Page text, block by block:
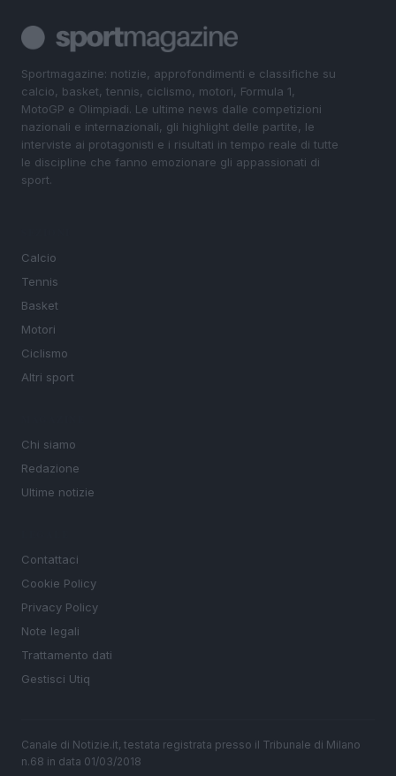
Sportmagazine: notizie, approfondimenti e classifiche su
calcio, basket, tennis, ciclismo, motori, Formula 1,
MotoGP e Olimpiadi. Le ultime news dalle competizioni
nazionali e internazionali, gli highlight delle partite, le
interviste ai protagonisti e i risultati in tempo reale di tutte
le discipline che fanno emozionare gli appassionati di
sport.
Calcio
Tennis
Basket
Motori
Ciclismo
Altri sport
Chi siamo
Redazione
Ultime notizie
Contattaci
Cookie Policy
Privacy Policy
Note legali
Trattamento dati
Gestisci Utiq
Canale di Notizie.it, testata registrata presso il Tribunale di Milano
n.68 in data 01/03/2018